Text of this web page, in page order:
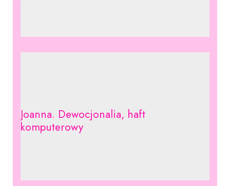
Joanna. Dewocjonalia, haft
komputerowy